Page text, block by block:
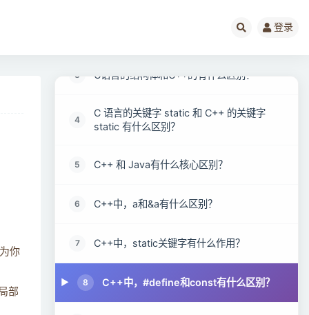
登录
你
部
3 C语言的结构体和C++的有什么区别？
4
C 语言的关键字 static 和 C++ 的关键字
static 有什么区别？
5 C++ 和 Java有什么核心区别？
6 C++中，a和&a有什么区别？
7 C++中，static关键字有什么作用？
8 C++中，#define和const有什么区别？